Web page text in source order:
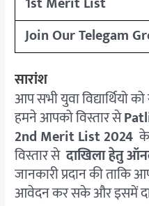
Join Our Telegam
सारांश
आप सभी युवा विद्यार्थियो
हमने आपको विस्तार से
2nd Merit List 2024
विस्तार से दाखिला हेतु
जानकारी प्रदान की
आवेदन कर सके और इसमें